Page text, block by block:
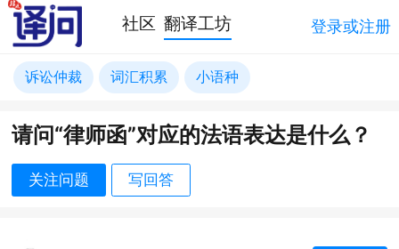
社区 翻译工坊 登录或注册
诉讼仲裁 词汇积累 小语种
请问“律师函”对应的法语表达是什么？
关注问题 写回答